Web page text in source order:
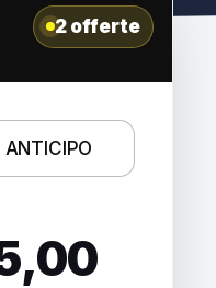
2 offerte
ANTICIPO